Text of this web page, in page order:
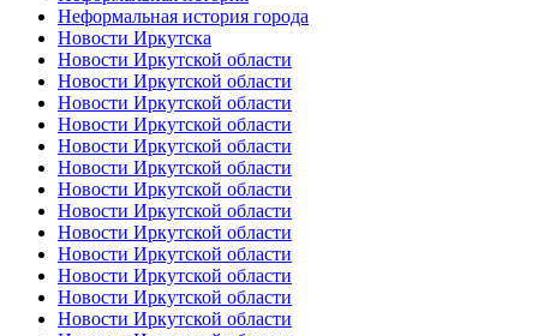
Неформальная история города
Новости Иркутска
Новости Иркутской области
Новости Иркутской области
Новости Иркутской области
Новости Иркутской области
Новости Иркутской области
Новости Иркутской области
Новости Иркутской области
Новости Иркутской области
Новости Иркутской области
Новости Иркутской области
Новости Иркутской области
Новости Иркутской области
Новости Иркутской области